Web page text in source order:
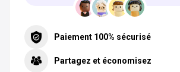
Paiement 100% sécurisé
Partagez et économisez